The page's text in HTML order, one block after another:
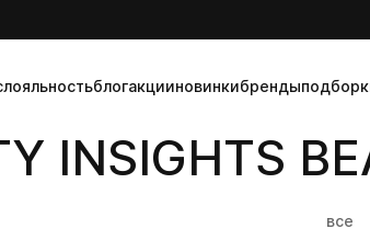
лояльностьблогакцииновинкибренды
INSIGHTS
все